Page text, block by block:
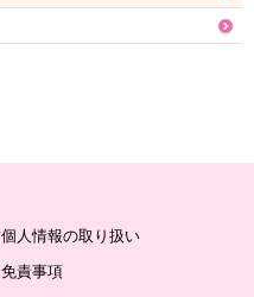
個人情報の取り扱い
免責事項